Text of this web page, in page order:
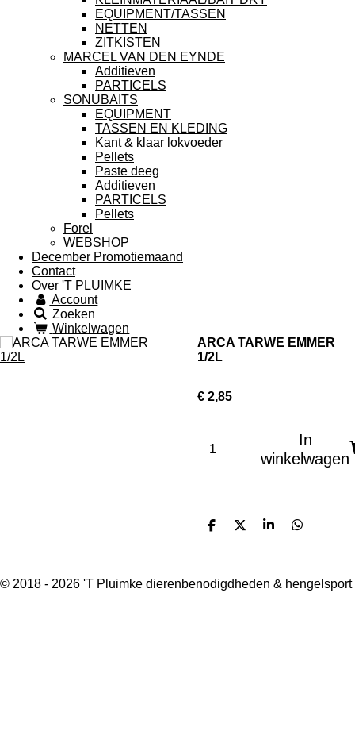
EQUIPMENT/TASSEN
NETTEN
ZITKISTEN
MARCEL VAN DEN EYNDE
Additieven
PARTICELS
SONUBAITS
EQUIPMENT
TASSEN EN KLEDING
Kant & klaar lokvoeder
Pellets
Paste deeg
Additieven
PARTICELS
Pellets
Forel
WEBSHOP
December Promotiemaand
Contact
Over 'T PLUIMKE
Account
Zoeken
Winkelwagen
ARCA TARWE EMMER
1/2L
€ 2,85
In
winkelwagen
D
n
D
S
e
D
n
© 2018 - 2026 'T Pluimke dierenbenodigdheden & hengelsport